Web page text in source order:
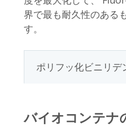
界で最も耐久性のある
す。
ポリフッ化ビニリデ
バイオコンテナ